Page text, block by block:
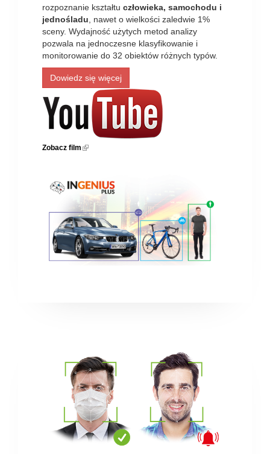
rozpoznanie kształtu człowieka, samochodu i
jednośladu , nawet o wielkości zaledwie 1%
sceny. Wydajność użytych metod analizy
pozwala na jednoczesne klasyfikowanie i
monitorowanie do 32 obiektów różnych typów.
Dowiedz się więcej
Zobacz film (link is external)